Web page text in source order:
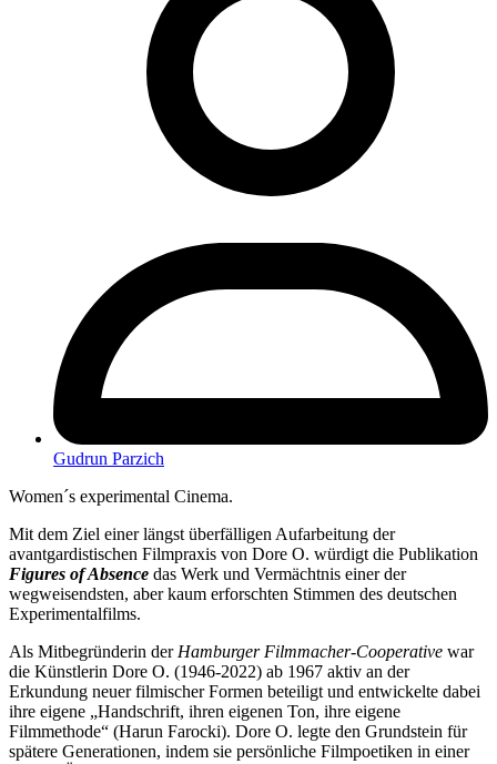
Gudrun Parzich
Women´s experimental Cinema.
Mit dem Ziel einer längst überfälligen Aufarbeitung der
avantgardistischen Filmpraxis von Dore O. würdigt die Publikation
Figures of Absence das Werk und Vermächtnis einer der
wegweisendsten, aber kaum erforschten Stimmen des deutschen
Experimentalfilms.
Als Mitbegründerin der Hamburger Filmmacher-Cooperative war
die Künstlerin Dore O. (1946-2022) ab 1967 aktiv an der
Erkundung neuer filmischer Formen beteiligt und entwickelte dabei
ihre eigene „Handschrift, ihren eigenen Ton, ihre eigene
Filmmethode“ (Harun Farocki). Dore O. legte den Grundstein für
spätere Generationen, indem sie persönliche Filmpoetiken in einer